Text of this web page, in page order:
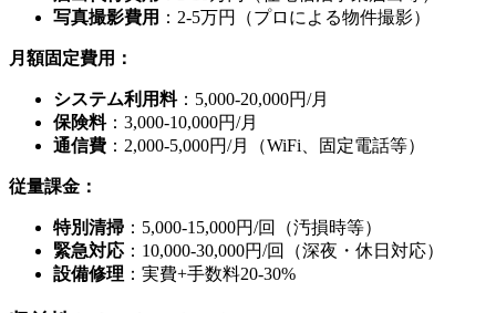
写真撮影費用 ：2-5万円（プロによる物件撮影）
月額固定費用：
システム利用料：5,000-20,000円/月
保険料：3,000-10,000円/月
通信費 ：2,000-5,000円/月（WiFi、固定電話等）
従量課金：
特別清掃 ：5,000-15,000円/回（汚損時等）
緊急対応 ：10,000-30,000円/回（深夜・休日対応）
設備修理 ：実費+手数料20-30%